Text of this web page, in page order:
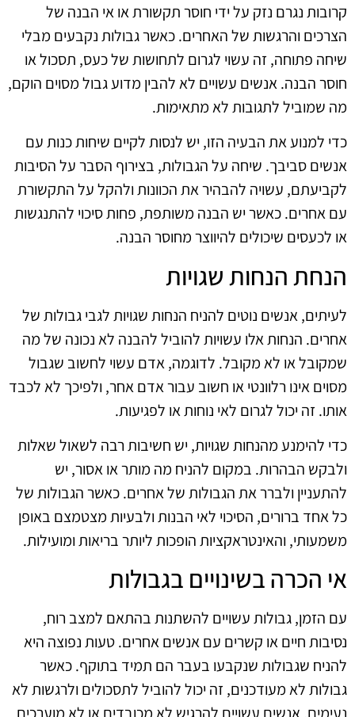
קרובות נגרם נזק על ידי חוסר תקשורת או אי הבנה של
הצרכים והרגשות של האחרים. כאשר גבולות נקבעים מבלי
שיחה פתוחה, זה עשוי לגרום לתחושות של כעס, תסכול או
חוסר הבנה. אנשים עשויים לא להבין מדוע גבול מסוים הוקם,
מה שמוביל לתגובות לא מתאימות.
כדי למנוע את הבעיה הזו, יש לנסות לקיים שיחות כנות עם
אנשים סביבך. שיחה על הגבולות, בצירוף הסבר על הסיבות
לקביעתם, עשויה להבהיר את הכוונות ולהקל על התקשורת
עם אחרים. כאשר יש הבנה משותפת, פחות סיכוי להתנגשות
או לכעסים שיכולים להיווצר מחוסר הבנה.
הנחת הנחות שגויות
לעיתים, אנשים נוטים להניח הנחות שגויות לגבי גבולות של
אחרים. הנחות אלו עשויות להוביל להבנה לא נכונה של מה
שמקובל או לא מקובל. לדוגמה, אדם עשוי לחשוב שגבול
מסוים אינו רלוונטי או חשוב עבור אדם אחר, ולפיכך לא לכבד
אותו. זה יכול לגרום לאי נוחות או לפגיעות.
כדי להימנע מהנחות שגויות, יש חשיבות רבה לשאול שאלות
ולבקש הבהרות. במקום להניח מה מותר או אסור, יש
להתעניין ולברר את הגבולות של אחרים. כאשר הגבולות של
כל אחד ברורים, הסיכוי לאי הבנות ולבעיות מצטמצם באופן
משמעותי, והאינטראקציות הופכות ליותר בריאות ומועילות.
אי הכרה בשינויים בגבולות
עם הזמן, גבולות עשויים להשתנות בהתאם למצב רוח,
נסיבות חיים או קשרים עם אנשים אחרים. טעות נפוצה היא
להניח שגבולות שנקבעו בעבר הם תמיד בתוקף. כאשר
גבולות לא מעודכנים, זה יכול להוביל לתסכולים ולרגשות לא